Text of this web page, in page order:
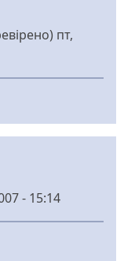
пт,
- 15:14